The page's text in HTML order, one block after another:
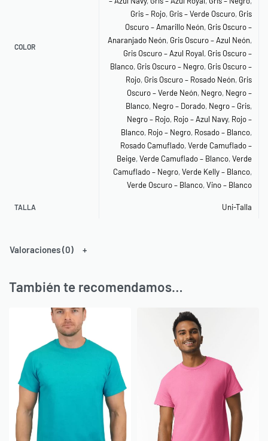
COLOR
Gris – Rojo, Gris – Verde Oscuro, Gris
Oscuro – Amarillo Neón, Gris Oscuro –
Anaranjado Neón, Gris Oscuro – Azul Neón,
Gris Oscuro – Azul Royal, Gris Oscuro –
Blanco, Gris Oscuro – Negro, Gris Oscuro –
Rojo, Gris Oscuro – Rosado Neón, Gris
Oscuro – Verde Neón, Negro, Negro –
Blanco, Negro – Dorado, Negro – Gris,
Negro – Rojo, Rojo – Azul Navy, Rojo –
Blanco, Rojo – Negro, Rosado – Blanco,
Rosado Camuflado,Verde Camuflado –
Beige,Verde Camuflado – Blanco,Verde
Camuflado – Negro,Verde Kelly – Blanco,
Verde Oscuro – Blanco,Vino – Blanco
TALLA Uni-Talla
Valoraciones (0)
También te recomendamos…